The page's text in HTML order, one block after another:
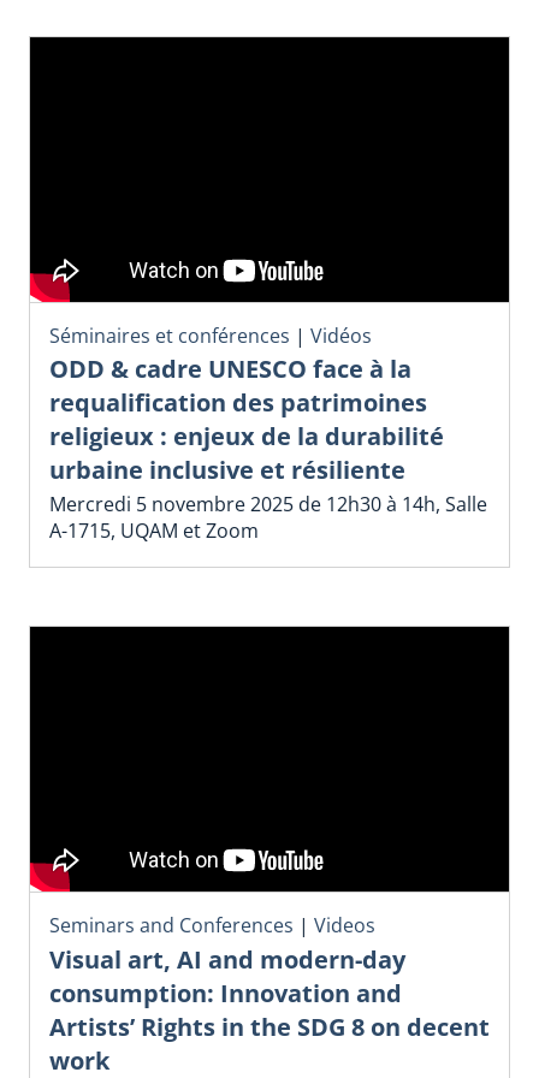
Séminaires et conférences | Vidéos
ODD & cadre UNESCO face à la
requalification des patrimoines
religieux : enjeux de la durabilité
urbaine inclusive et résiliente
Mercredi 5 novembre 2025 de 12h30 à 14h, Salle
A-1715, UQAM et Zoom
Seminars and Conferences | Videos
Visual art, AI and modern-day
consumption: Innovation and
Artists’ Rights in the SDG 8 on decent
work